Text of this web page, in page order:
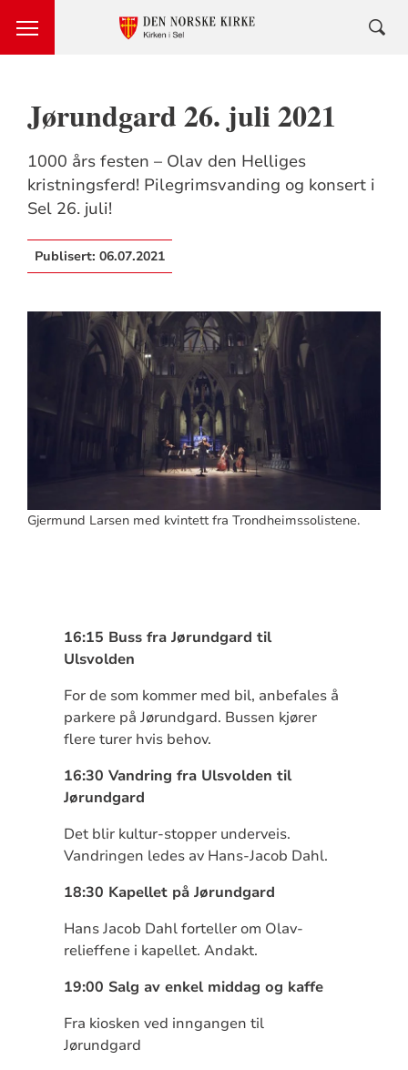
Jørundgard 26. juli 2021
1000 års festen – Olav den Helliges
kristningsferd! Pilegrimsvanding og konsert i
Sel 26. juli!
Publisert: 06.07.2021
Gjermund Larsen med kvintett fra Trondheimssolistene.
16:15 Buss fra Jørundgard til
Ulsvolden
For de som kommer med bil, anbefales å
parkere på Jørundgard. Bussen kjører
flere turer hvis behov.
16:30 Vandring fra Ulsvolden til
Jørundgard
Det blir kultur-stopper underveis.
Vandringen ledes av Hans-Jacob Dahl.
18:30 Kapellet på Jørundgard
Hans Jacob Dahl forteller om Olav-
relieffene i kapellet. Andakt.
19:00 Salg av enkel middag og kaffe
Fra kiosken ved inngangen til
Jørundgard